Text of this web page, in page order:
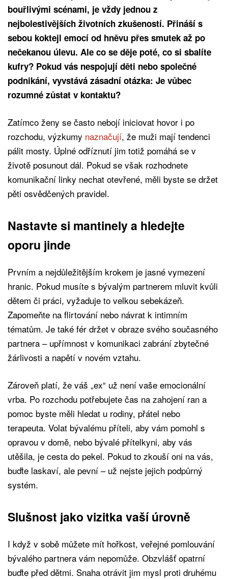
bouřlivými scénami, je vždy jednou z
nejbolestivějších životních zkušeností. Přináší s
sebou koktejl emocí od hněvu přes smutek až po
nečekanou úlevu. Ale co se děje poté, co si sbalíte
kufry? Pokud vás nespojují děti nebo společné
podnikání, vyvstává zásadní otázka: Je vůbec
rozumné zůstat v kontaktu?
Zatímco ženy se často nebojí iniciovat hovor i po
rozchodu, výzkumy naznačují, že muži mají tendenci
pálit mosty. Úplné odříznutí jim totiž pomáhá se v
životě posunout dál. Pokud se však rozhodnete
komunikační linky nechat otevřené, měli byste se držet
pěti osvědčených pravidel.
Nastavte si mantinely a hledejte
oporu jinde
Prvním a nejdůležitějším krokem je jasné vymezení
hranic. Pokud musíte s bývalým partnerem mluvit kvůli
dětem či práci, vyžaduje to velkou sebekázeň.
Zapomeňte na flirtování nebo návrat k intimním
tématům. Je také fér držet v obraze svého současného
partnera – upřímnost v komunikaci zabrání zbytečné
žárlivosti a napětí v novém vztahu.
Zároveň platí, že váš „ex“ už není vaše emocionální
vrba. Po rozchodu potřebujete čas na zahojení ran a
pomoc byste měli hledat u rodiny, přátel nebo
terapeuta. Volat bývalému příteli, aby vám pomohl s
opravou v domě, nebo bývalé přítelkyni, aby vás
utěšila, je cesta do pekel. Pokud to zkouší oni na vás,
buďte laskaví, ale pevní – už nejste jejich podpůrný
systém.
Slušnost jako vizitka vaší úrovně
I když v sobě můžete mít hořkost, veřejné pomlouvání
bývalého partnera vám nepomůže. Obzvlášť opatrní
buďte před dětmi. Snaha otrávit jim mysl proti druhému